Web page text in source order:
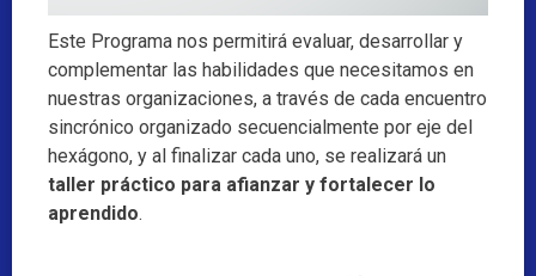
Este Programa nos permitirá evaluar, desarrollar y
complementar las habilidades que necesitamos en
nuestras organizaciones, a través de cada encuentro
sincrónico organizado secuencialmente por eje del
hexágono, y al finalizar cada uno, se realizará un
taller práctico para afianzar y fortalecer lo
aprendido.